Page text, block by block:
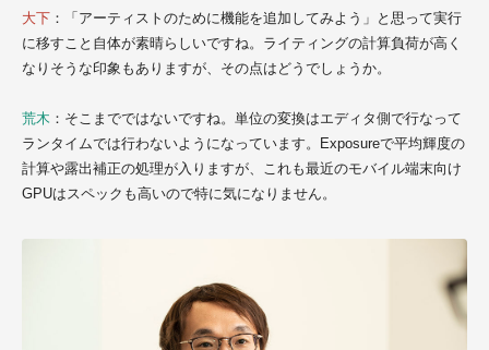
大下 ：「アーティストのために機能を追加してみよう」と思って実行
に移すこと自体が素晴らしいですね。ライティングの計算負荷が高く
なりそうな印象もありますが、その点はどうでしょうか。
荒木 ：そこまでではないですね。単位の変換はエディタ側で行なって
ランタイムでは行わないようになっています。Exposureで平均輝度の
計算や露出補正の処理が入りますが、これも最近のモバイル端末向け
GPUはスペックも高いので特に気になりません。